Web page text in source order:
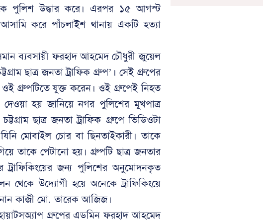
পুলিশ উদ্ধার করে। এরপর ১৫ আগস্ট
আসামি করে পাঁচলাইশ থানায় একটি হত্যা
ব্যবসায়ী ফরহাদ আহমেদ চৌধুরী জুয়েল
ছাত্র জনতা ট্রাফিক গ্রুপ’। সেই গ্রুপের
গ্রুপটিতে যুক্ত করেন। ওই গ্রুপেই নিহত
হয় জানিয়ে নগর পুলিশের মুখপাত্র
ছাত্র জনতা ট্রাফিক গ্রুপে ভিডিওটা
মোবাইল চোর বা ছিনতাইকারী। তাকে
তাকে পেটানো হয়। গ্রুপটি ছাত্র জনতার
ট্রাফিকিংয়ের জন্য পুলিশের অনুমোদনকৃত
থেকে উদ্যোগী হয়ে অনেকে ট্রাফিকিংয়ে
কাজী মো. তারেক আজিজ।
গ্রুপের এডমিন ফরহাদ আহমেদ